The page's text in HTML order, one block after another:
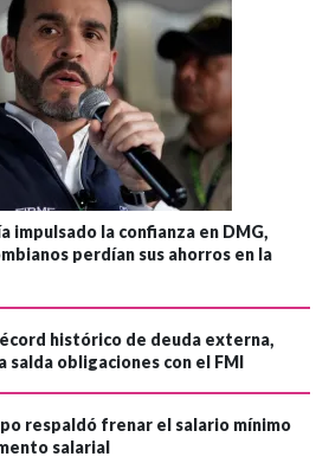
impulsado la confianza en DMG,
perdían sus ahorros en la
histórico de deuda externa,
salda obligaciones con el FMI
respaldó frenar el salario mínimo
salarial